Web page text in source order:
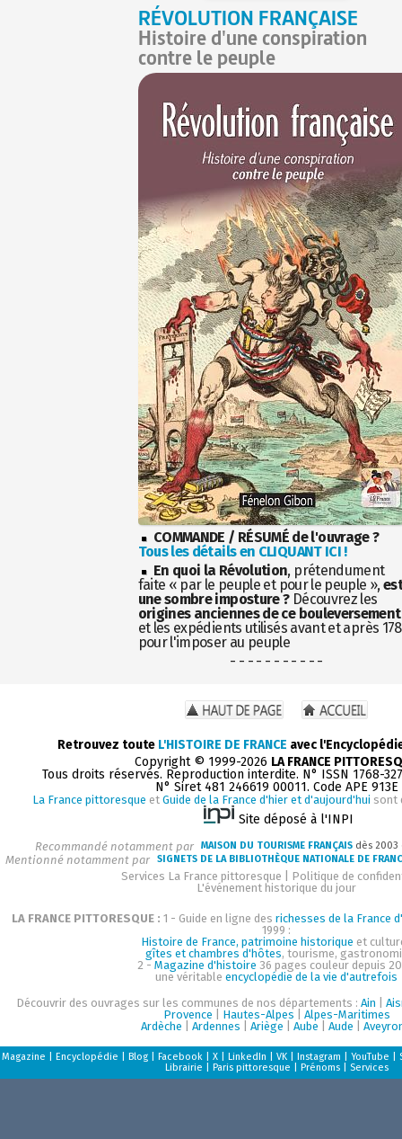
RÉVOLUTION FRANÇAISE
Histoire d'une conspiration
contre le peuple
COMMANDE / RÉSUMÉ de l'ouvrage ?
Tous les détails en CLIQUANT ICI !
En quoi la Révolution, prétendument
faite « par le peuple et pour le peuple »,
une sombre imposture ?Découvrez les
origines anciennes de ce bouleversement
et les expédients utilisés avant et après
pour l'imposer au peuple
- - - - - - - - - - -
Retrouvez toute L'HISTOIRE DE FRANCE avec
Copyright © 1999-2026 LA FRANCE
Tous droits réservés. Reproduction interdite. N° ISSN 1768-
N° Siret 481 246619 00011. Code APE 913E
La France pittoresque et Guide de la France d'hier et d'aujourd'hui sont
Site déposé à l'INPI
Recommandé notamment par MAISON DU TOURISME FRANÇAIS dès
Mentionné notamment par SIGNETS DE LA BIBLIOTHÈQUE NATIONALE DE
Services La France pittoresque
Politique de
L'événement historique du jour
LA FRANCE PITTORESQUE : 1 - Guide en ligne des richesses de la France
1999 :
Histoire de France, patrimoine historique et
gîtes et chambres d'hôtes, tourisme,
2 - Magazine d'histoire 36 pages couleur depuis
une véritable encyclopédie de la vie d'autrefois
Découvrir des ouvrages sur les communes de nos départements : Ain
Provence
Hautes-Alpes
Alpes-Maritimes
Ardèche
Ardennes Ariège Aube Aude
Magazine Encyclopédie Blog| Facebook| X| LinkedIn VK| Instagram YouTube
Librairie
Paris pittoresque Prénoms| Services